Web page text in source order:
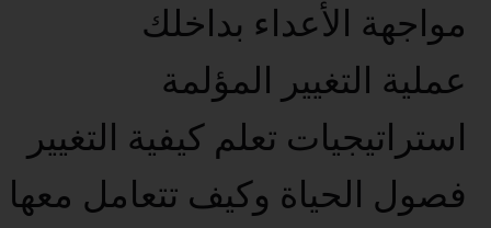
مواجهة الأعداء بداخلك
عملية التغيير المؤلمة
استراتيجيات تعلم كيفية التغيير
فصول الحياة وكيف تتعامل معها